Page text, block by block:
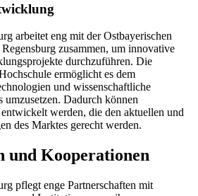
arbeitet eng mit der Ostbayerischen
zusammen, um innovative
durchzuführen. Die
ermöglicht es dem
und wissenschaftliche
umzusetzen. Dadurch können
werden, die den aktuellen und
des Marktes gerecht werden.
und Kooperationen
pflegt enge Partnerschaften mit